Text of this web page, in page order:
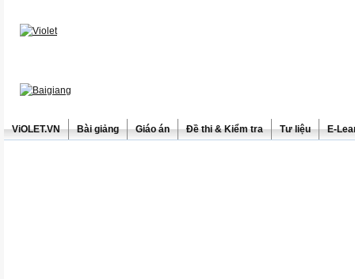
ViOLET.VN Bài giảng Giáo án Đề thi & Kiểm tra Tư liệu E-